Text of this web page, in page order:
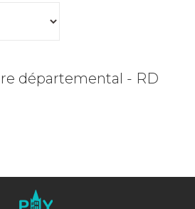
départemental - RD